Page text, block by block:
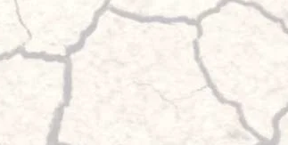
Zusatzblattfedern
für
2WD